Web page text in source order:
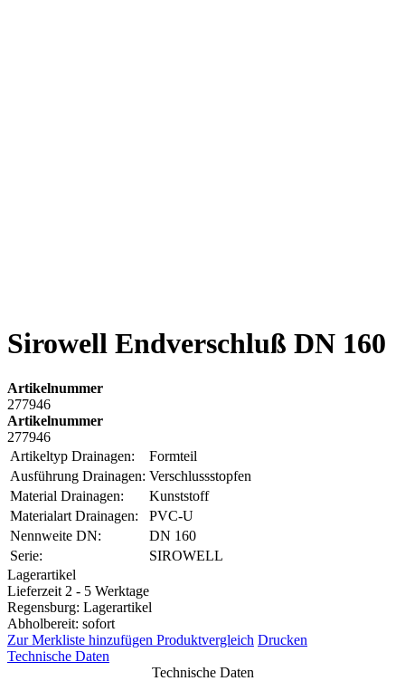
Sirowell Endverschluß DN 160
Artikelnummer
277946
Artikelnummer
277946
Artikeltyp Drainagen:
Formteil
Ausführung Drainagen: Verschlussstopfen
Material Drainagen:
Kunststoff
Materialart Drainagen:
PVC-U
Nennweite DN:
DN 160
Serie:
SIROWELL
Lagerartikel
Lieferzeit 2 - 5 Werktage
Regensburg: Lagerartikel
Abholbereit: sofort
Zur Merkliste hinzufügen Produktvergleich Drucken
Technische Daten
Technische Daten